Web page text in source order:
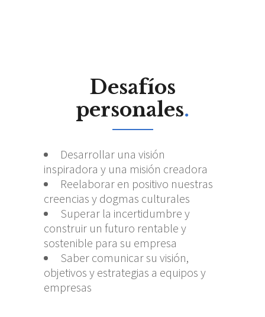
Desafíos
personales.
Desarrollar una visión
inspiradora y una misión creadora
Reelaborar en positivo nuestras
creencias y dogmas culturales
Superar la incertidumbre y
construir un futuro rentable y
sostenible para su empresa
Saber comunicar su visión,
objetivos y estrategias a equipos y
empresas